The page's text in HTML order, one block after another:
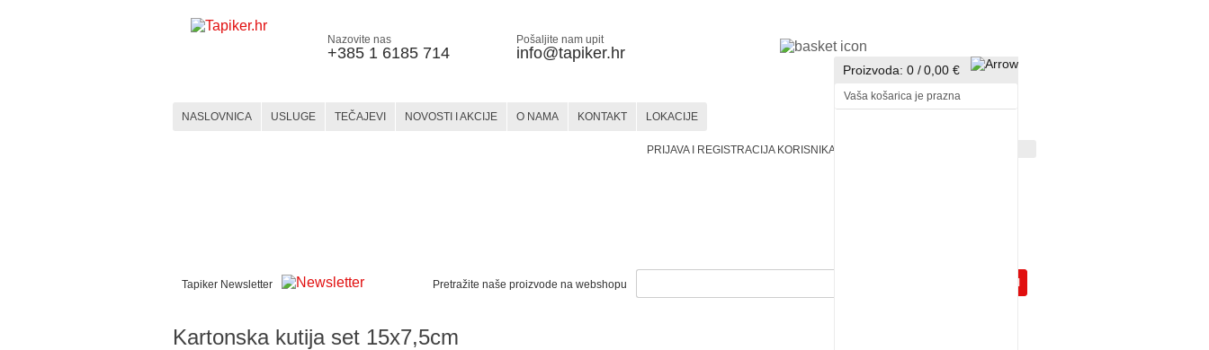
Nazovite nas
+385 1 6185 714
Pošaljite nam upit
info@tapiker.hr
Proizvoda: 0 /0,00 €
Vaša košarica je prazna
NASLOVNICA
USLUGE TEČAJEVI NOVOSTI I AKCIJE O NAMA KONTAKT LOKACIJE
PRIJAVA I REGISTRACIJA KORISNIKA
Tapiker Newsletter Pretražite naše proizvode na webshopu
Kartonska kutija set 15x7,5cm